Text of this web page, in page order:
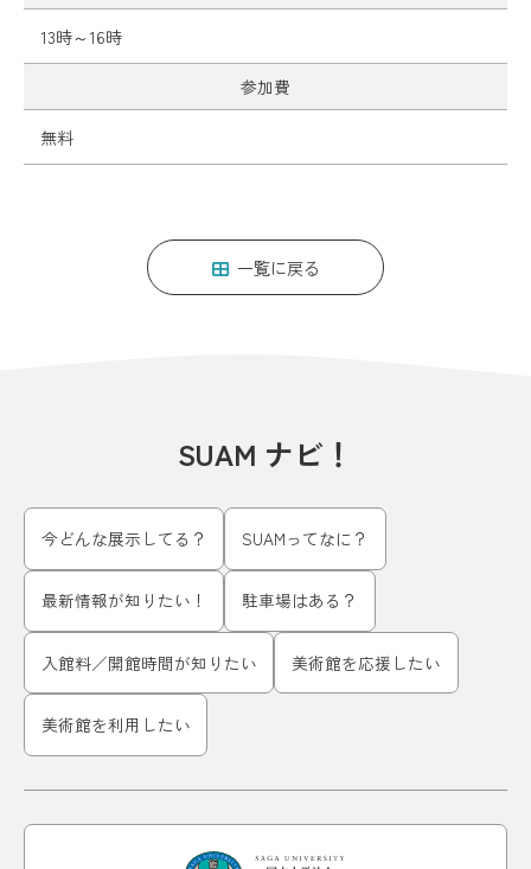
13時～16時
参加費
無料
一覧に戻る
SUAM ナビ！
今どんな展示してる？ SUAMってなに？
最新情報が知りたい！ 駐車場はある？
入館料／開館時間が知りたい 美術館を応援したい
美術館を利用したい